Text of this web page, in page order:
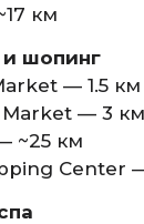
км
шопинг
— 1.5 км
— 3 км
~25 км
Center